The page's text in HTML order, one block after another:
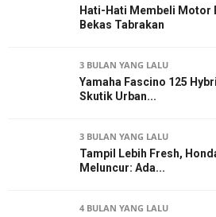
Hati-Hati Membeli Motor
Bekas Tabrakan
3 BULAN YANG LALU
Yamaha Fascino 125
Skutik Urban...
3 BULAN YANG LALU
Tampil Lebih Fresh,
Meluncur: Ada...
4 BULAN YANG LALU